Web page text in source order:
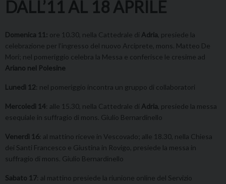
DALL’11 AL 18 APRILE
Domenica 11: ore 10.30, nella Cattedrale di Adria , presiede la
celebrazione per l’ingresso del nuovo Arciprete, mons. Matteo De
Mori; nel pomeriggio celebra la Messa e conferisce le cresime ad
Ariano nel Polesine
Lunedì 12: nel pomeriggio incontra un gruppo di collaboratori
Mercoledì 14: alle 15.30, nella Cattedrale di Adria , presiede la messa
esequiale in suffragio di mons. Giulio Bernardinello
Venerdì 16: al mattino riceve in Vescovado; alle 18.30, nella Chiesa
dei Santi Francesco e Giustina in Rovigo, presiede la messa in
suffragio di mons. Giulio Bernardinello
Sabato 17: al mattino presiede la riunione online del Servizio